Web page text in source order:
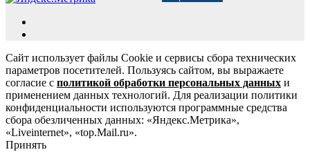
Сайт использует файлы Cookie и сервисы сбора технических
параметров посетителей. Пользуясь сайтом, вы выражаете
согласие с политикой обработки персональных данных и
применением данных технологий. Для реализации политики
конфиденциальности используются программные средства
сбора обезличенных данных: «Яндекс.Метрика»,
«Liveinternet», «top.Mail.ru».
Принять